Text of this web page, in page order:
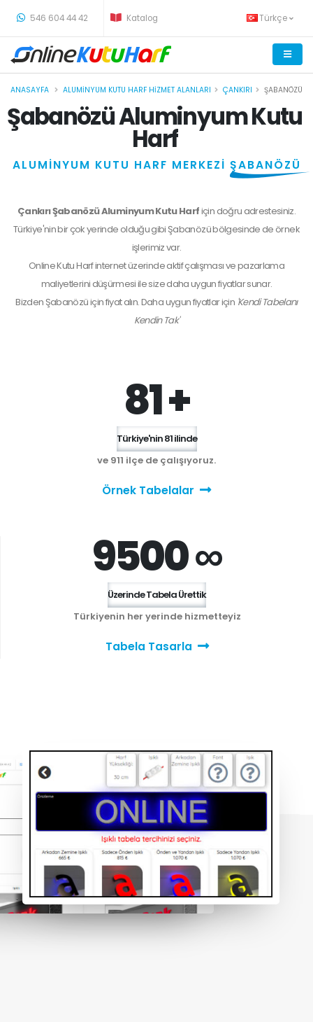
546 604 44 42 Katalog Türkçe
ANASAYFA ALUMINYUM KUTU HARF HIZMET ALANLARI ÇANKIRI ŞABANÖZÜ
Şabanözü Aluminyum Kutu
Harf
ALUMİNYUM KUTU HARF MERKEZİ ŞABANÖZÜ
Çankırı Şabanözü Aluminyum Kutu Harfiçin doğru adrestesiniz.
Türkiye'nin bir çok yerinde olduğu gibi Şabanözü bölgesinde de örnek
işlerimiz var.
Online Kutu Harf internet üzerinde aktif çalışması ve pazarlama
maliyetlerini düşürmesi ile size daha uygun fiyatlar sunar.
Bizden Şabanözüiçin fiyat alın. Daha uygun fiyatlar için 'Kendi Tabelanı
Kendin Tak'
81 +
Türkiye'nin 81 ilinde
ve 911 ilçe de çalışıyoruz.
Örnek Tabelalar
9500 ∞
Üzerinde Tabela Ürettik
Türkiyenin her yerinde hizmetteyiz
Tabela Tasarla